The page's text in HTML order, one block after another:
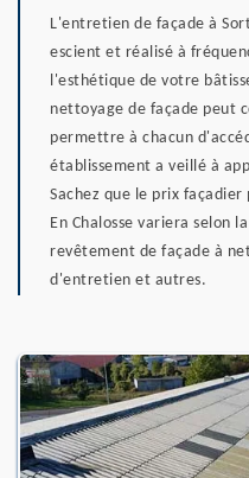
L'entretien de façade à
escient et réalisé à
l'esthétique de votre
nettoyage de façade peut
permettre à chacun
établissement a veillé à
Sachez que le prix
En Chalosse variera selon
revêtement de façade à
d'entretien et autres.